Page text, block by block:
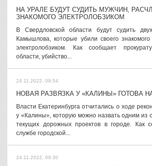
НА УРАЛЕ БУДУТ СУДИТЬ МУЖЧИН,
ЗНАКОМОГО ЭЛЕКТРОЛОБЗИКОМ
В Свердловской области будут судить
Камышлова, которые убили своего
электролобзиком. Как сообщает
области, убийство...
24.11.2022, 09:54
НОВАЯ РАЗВЯЗКА У «КАЛИНЫ» ГОТОВА НА
Власти Екатеринбурга отчитались о ходе
у «Калины», которую можно назвать одним из
текущих дорожных проектов в городе. Как
службе городской...
24.11.2022, 09:30